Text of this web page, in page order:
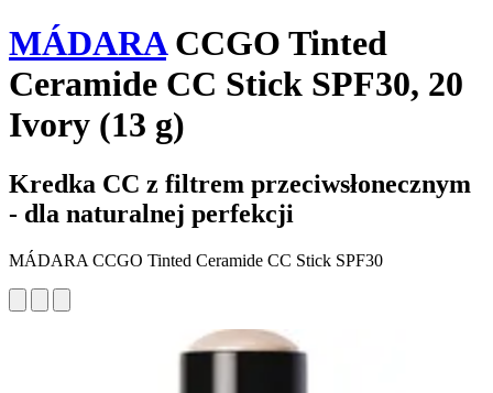
MÁDARACCGO Tinted
Ceramide CC Stick SPF30, 20
Ivory (13 g)
Kredka CC z filtrem przeciwsłonecznym
- dla naturalnej perfekcji
MÁDARA CCGO Tinted Ceramide CC Stick SPF30